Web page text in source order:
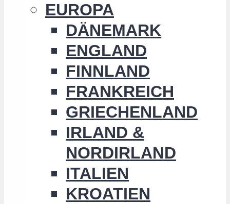
EUROPA
DÄNEMARK
ENGLAND
FINNLAND
FRANKREICH
GRIECHENLAND
IRLAND &
NORDIRLAND
ITALIEN
KROATIEN